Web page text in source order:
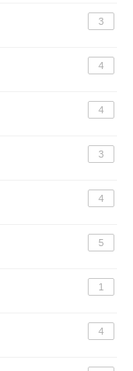
3
4
4
3
4
5
1
4